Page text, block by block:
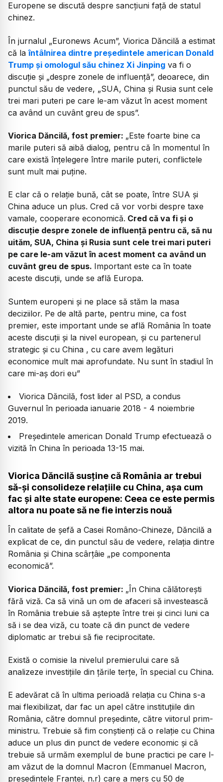
Europene se discută despre sancțiuni față de statul
chinez.
În jurnalul „Euronews Acum”, Viorica Dăncilă a estimat
că laîntâlnirea dintre președintele american Donald
Trump și omologul său chinez Xi Jinping va fi o
discuție și „despre zonele de influență”, deoarece, din
punctul său de vedere, „SUA, China și Rusia sunt cele
trei mari puteri pe care le-am văzut în acest moment
ca având un cuvânt greu de spus”.
Viorica Dăncilă, fost premier: „Este foarte bine ca
marile puteri să aibă dialog, pentru că în momentul în
care există înțelegere între marile puteri, conflictele
sunt mult mai puține.
E clar că o relație bună, cât se poate, între SUA și
China aduce un plus. Cred că vor vorbi despre taxe
vamale, cooperare economică. Cred că va fi și o
discuție despre zonele de influență pentru că, să nu
uităm, SUA, China și Rusia sunt cele trei mari puteri
pe care le-am văzut în acest moment ca având un
cuvânt greu de spus. Important este ca în toate
aceste discuții, unde se află Europa.
Suntem europeni și ne place să stăm la masa
deciziilor. Pe de altă parte, pentru mine, ca fost
premier, este important unde se află România în toate
aceste discuții și la nivel european, și cu partenerul
strategic și cu China , cu care avem legături
economice mult mai aprofundate. Nu sunt în stadiul în
care mi-aș dori eu”
Viorica Dăncilă, fost lider al PSD, a condus
Guvernul în perioada ianuarie 2018 - 4 noiembrie
2019.
Președintele american Donald Trump efectuează o
vizită în China în perioada 13-15 mai.
Viorica Dăncilă susține că România ar trebui
să-și consolideze relațiile cu China, așa cum
fac și alte state europene: Ceea ce este permis
altora nu poate să ne fie interzis nouă
În calitate de șefă a Casei Româno-Chineze, Dăncilă a
explicat de ce, din punctul său de vedere, relația dintre
România și China scârțâie „pe componenta
economică”.
Viorica Dăncilă, fost premier: „În China călătorești
fără viză. Ca să vină un om de afaceri să investească
în România trebuie să aștepte între trei și cinci luni ca
să i se dea viză, cu toate că din punct de vedere
diplomatic ar trebui să fie reciprocitate.
Există o comisie la nivelul premierului care să
analizeze investițiile din țările terțe, în special cu China.
E adevărat că în ultima perioadă relația cu China s-a
mai flexibilizat, dar fac un apel către instituțiile din
România, către domnul președinte, către viitorul prim-
ministru. Trebuie să fim conștienți că o relație cu China
aduce un plus din punct de vedere economic și că
trebuie să urmăm exemplul de bune practici pe care l-
am văzut de la domnul Macron (Emmanuel Macron,
președintele Franței, n.r) care a mers cu 50 de